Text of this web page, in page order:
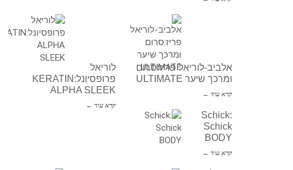
לוריאל
פרופסיונל:KERATIN
ALPHA SLEEK
קרא עוד ←
אלביב-לוריאל פריז:סרום
ומרכך שיער ULTIMATE
קרא עוד ←
Schick:
Schick
BODY
קרא עוד ←